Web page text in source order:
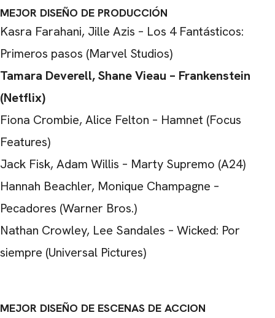
MEJOR DISEÑO DE PRODUCCIÓN
Kasra Farahani, Jille Azis – Los 4 Fantásticos:
Primeros pasos (Marvel Studios)
Tamara Deverell, Shane Vieau – Frankenstein
(Netflix)
Fiona Crombie, Alice Felton – Hamnet (Focus
Features)
Jack Fisk, Adam Willis – Marty Supremo (A24)
Hannah Beachler, Monique Champagne –
Pecadores (Warner Bros.)
Nathan Crowley, Lee Sandales – Wicked: Por
siempre (Universal Pictures)
MEJOR DISEÑO DE ESCENAS DE ACCION